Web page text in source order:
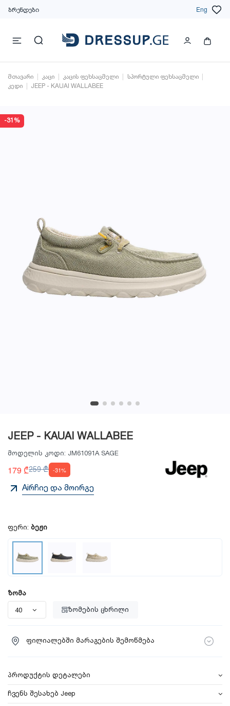
ბრენდები Eng
მთავარი კაცი კაცის ფეხსაცმელი
სპორტული ფეხსაცმელი
კედი
JEEP - KAUAI WALLABEE
-31%
JEEP - KAUAI WALLABEE
მოდელის კოდი: JM61091A SAGE
179 ₾259 ₾ -31%
Aiრჩიე და მოირგე
ფერი: ბეჟი
ზომა
ზომების ცხრილი
ფილიალებში მარაგების შემოწმება
პროდუქტის დეტალები
ჩვენს შესახებ Jeep